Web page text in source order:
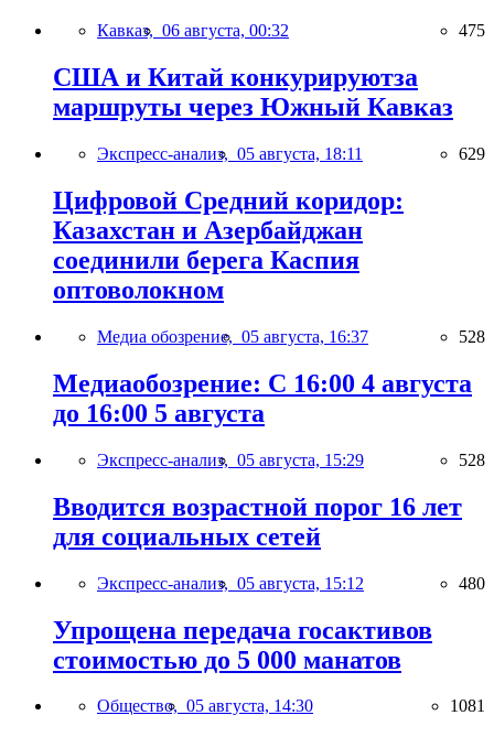
Кавказ, 06 августа, 00:32 475
США и Китай конкурируютза
маршруты через Южный Кавказ
Экспресс-анализ, 05 августа, 18:11 629
Цифровой Средний коридор:
Казахстан и Азербайджан
соединили берега Каспия
оптоволокном
Медиа обозрение, 05 августа, 16:37 528
Медиаобозрение: С 16:00 4 августа
до 16:00 5 августа
Экспресс-анализ, 05 августа, 15:29 528
Вводится возрастной порог 16 лет
для социальных сетей
Экспресс-анализ, 05 августа, 15:12 480
Упрощена передача госактивов
стоимостью до 5 000 манатов
Общество, 05 августа, 14:30 1081